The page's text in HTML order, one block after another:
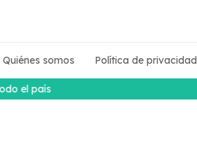
Quiénes somos Política de privacidad